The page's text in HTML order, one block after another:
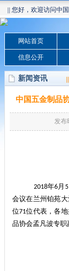
|| 您好，欢迎访问中
网站首页
信息公开
新闻资讯 ||
中国五金制品
发布
2018年6月 5
会议在兰州铂苑
位71位代表，各
品协会孟凡波专职